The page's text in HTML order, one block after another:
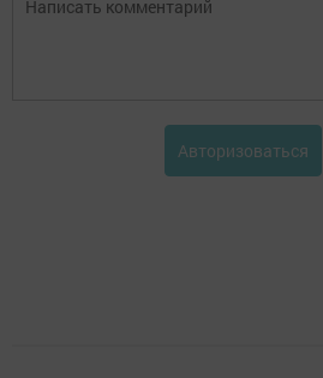
Авторизоваться